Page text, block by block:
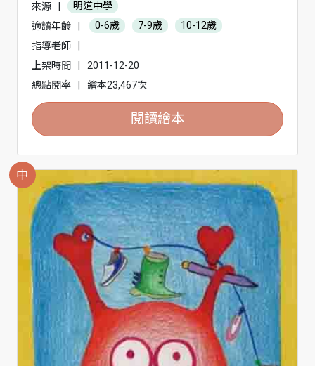
來源 |
明道中學
適讀年齡
| 0-6歲 7-9歲
10-12歲
指導老師
|
上架時間
|
2011-12-20
總點閱率
| 繪本23,467次
閱讀繪本
中